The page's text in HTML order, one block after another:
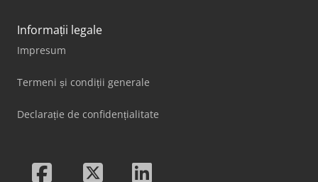
Informații legale
Impresum
Termeni și condiții generale
Declarație de confidențialitate